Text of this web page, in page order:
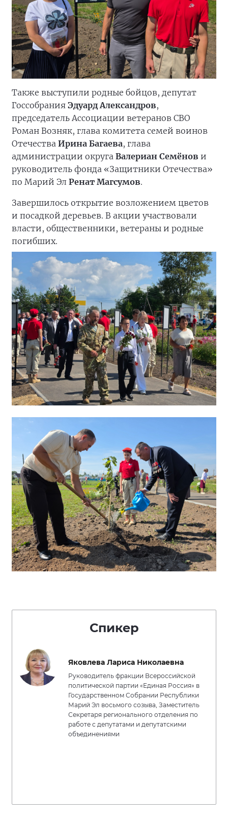
Также выступили родные бойцов, депутат
Госсобрания Эдуард Александров,
председатель Ассоциации ветеранов СВО
Роман Возняк, глава комитета семей воинов
Отечества Ирина Багаева, глава
администрации округа Валериан Семёнов и
руководитель фонда «Защитники Отечества»
по Марий Эл Ренат Магсумов.
Завершилось открытие возложением цветов
и посадкой деревьев. В акции участвовали
власти, общественники, ветераны и родные
погибших.
Спикер
Яковлева Лариса Николаевна
Руководитель фракции Всероссийской
политической партии «Единая Россия» в
Государственном Собрании Республики
Марий Эл восьмого созыва, Заместитель
Секретаря регионального отделения по
работе с депутатами и депутатскими
объединениями